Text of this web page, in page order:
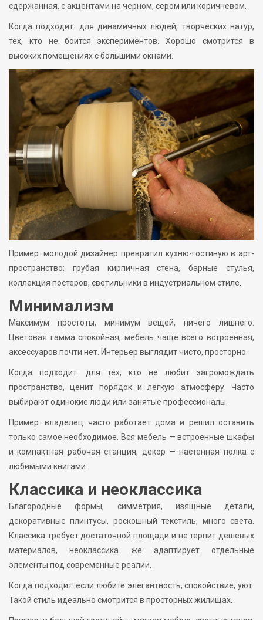
сдержанная, с акцентами на черном, сером или коричневом.
Когда подходит: для динамичных людей, творческих натур,
тех, кто не боится экспериментов. Хорошо смотрится в
высоких помещениях с большими окнами.
Пример: молодой дизайнер превратил кухню-гостиную в арт-
пространство: грубая кирпичная стена, барные стулья,
коллекция постеров, светильники в индустриальном стиле.
Минимализм
Максимум простоты, минимум вещей, ничего лишнего.
Цветовая гамма спокойная, мебель чаще всего встроенная,
аксессуаров почти нет. Интерьер выглядит чисто, просторно.
Когда подходит: для тех, кто не любит загромождать
пространство, ценит порядок и легкую атмосферу. Часто
выбирают одинокие люди или занятые профессионалы.
Пример: владелец часто работает дома и решил оставить
только самое необходимое. Вся мебель — встроенные шкафы
и компактная рабочая станция, декор — настенная полка с
любимыми книгами.
Классика и неоклассика
Благородные формы, симметрия, изящные детали,
декоративные плинтусы, роскошный текстиль, много света.
Классика требует достаточной площади и не терпит дешевых
материалов, неоклассика же адаптирует отдельные
элементы под современные реалии.
Когда подходит: если любите элегантность, спокойствие, уют.
Такой стиль идеально смотрится в просторных жилищах.